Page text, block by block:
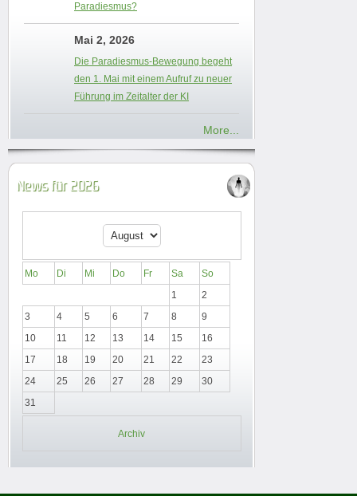
Paradiesmus?
Mai 2, 2026
Die Paradiesmus-Bewegung begeht
den 1. Mai mit einem Aufruf zu neuer
Führung im Zeitalter der KI
More...
News für 2026
Mo Di Mi Do Fr Sa
So
1
2
3
4 5 6 7 8
9
10
11 12 13 14 15
16
17
18 19 20 21 22
23
24
25 26 27 28 29
30
31
Archiv